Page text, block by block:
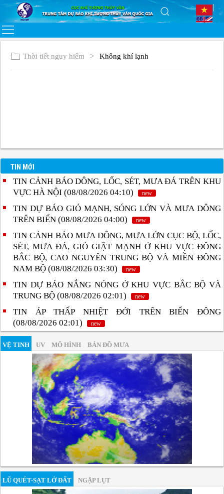
Thời tiết nguy hiểm Không khí lạnh
TIN MỚI
TIN CẢNH BÁO DÔNG, LỐC, SÉT, MƯA ĐÁ TRÊN KHU
VỰC HÀ NỘI (08/08/2026 04:10)
new
TIN DỰ BÁO GIÓ MẠNH, SÓNG LỚN VÀ MƯA DÔNG
TRÊN BIỂN (08/08/2026 04:00)
new
TIN CẢNH BÁO MƯA DÔNG, MƯA LỚN CỤC BỘ, LỐC,
SÉT, MƯA ĐÁ, GIÓ GIẬT MẠNH Ở KHU VỰC ĐÔNG
BẮC BỘ, CAO NGUYÊN TRUNG BỘ VÀ MIỀN ĐÔNG
NAM BỘ (08/08/2026 03:30)
new
TIN DỰ BÁO NẮNG NÓNG Ở KHU VỰC BẮC BỘ VÀ
TRUNG BỘ (08/08/2026 02:01)
new
TIN ÁP THẤP NHIỆT ĐỚI TRÊN BIỂN ĐÔNG
(08/08/2026 02:01)
new
VỆ TINH UV MÔ HÌNH BẢN ĐỒ MƯA
LŨ QUÉT-SẠT LỞ ĐẤT NGẬP LỤT